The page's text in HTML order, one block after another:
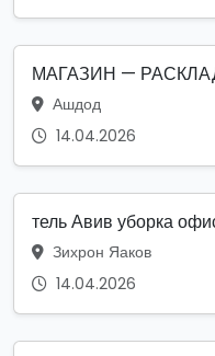
МАГАЗИН —
Ашдод
14.04.2026
тель Авив уборка
Зихрон Яаков
14.04.2026